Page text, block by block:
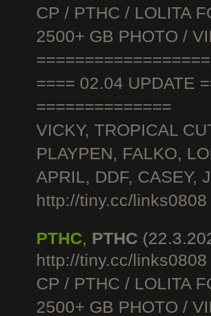
CP / PTHC / LOLITA
2500+ GB PHOTO /
==== 02.04 UPDATE
==============
VICKY, TROPICAL
PLAYPEN, FALKO,
APRIL, DDF, CASEY,
http://tiny.cc/links0808
PTHC, PTHC
http://tiny.cc/links0808
CP / PTHC / LOLITA
2500+ GB PHOTO /